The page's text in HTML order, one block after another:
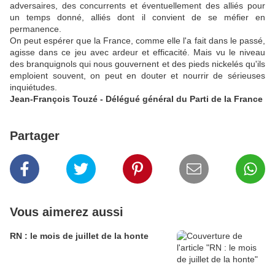
adversaires, des concurrents et éventuellement des alliés pour
un temps donné, alliés dont il convient de se méfier en
permanence.
On peut espérer que la France, comme elle l'a fait dans le passé,
agisse dans ce jeu avec ardeur et efficacité. Mais vu le niveau
des branquignols qui nous gouvernent et des pieds nickelés qu'ils
emploient souvent, on peut en douter et nourrir de sérieuses
inquiétudes.
Jean-François Touzé - Délégué général du Parti de la France
Partager
Vous aimerez aussi
RN : le mois de juillet de la honte